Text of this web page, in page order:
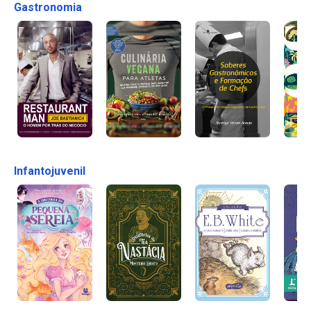
Gastronomia
Infantojuvenil